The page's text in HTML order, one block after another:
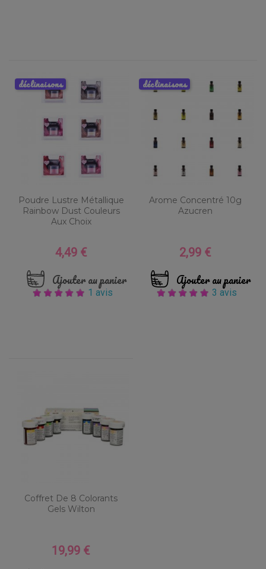
Poudre Lustre Métallique
Rainbow Dust Couleurs
Aux Choix
Prix
4,49 €
Ajouter au panier
1 avis
déclinaisons
Arome Concentré 10g
Azucren
Prix
2,99 €
Ajouter au panier
3 avis
déclinaisons
Coffret De 8 Colorants
Gels Wilton
Prix
19,99 €